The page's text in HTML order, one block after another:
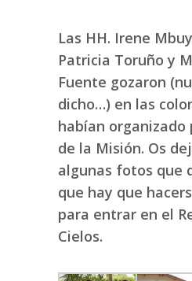
Las HH. Irene
Patricia Toruño y
Fuente gozaron
dicho…) en las
habían organizado
de la Misión. Os
algunas fotos que
que hay que
para entrar en el
Cielos.